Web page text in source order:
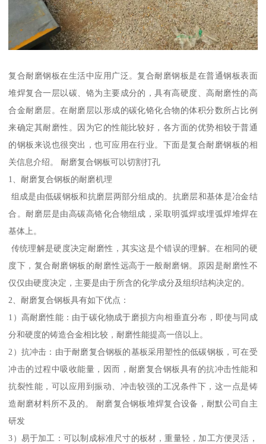
复合耐磨钢板在生活中应用广泛。复合耐磨钢板是在普通钢板表面
堆焊复合一层以碳、铬为主要成分的，具有高硬度、高耐磨性的高
合金耐磨层。在耐磨层以形成的碳化铬化合物的体积分数所占比例
来确定其耐磨性。因为它的性能比较好，各方面的优势相较于普通
的钢板来说也很突出，也可应用在行业。下面是复合耐磨钢板的相
关信息介绍。 耐磨复合钢板可以切割打孔
1、耐磨复合钢板的耐磨机理
组成是由低碳钢板和抗磨层两部分组成的。抗磨层和基体是冶金结
合。耐磨层是由高碳高铬化合物组成，采取明弧焊或埋弧焊堆焊在
基体上。
传统理解是硬度决定耐磨性，其实这是个错误的理解。在相同的硬
度下，复合耐磨钢板的耐磨性远高于一般耐磨钢。原因是耐磨性不
仅仅由硬度决定，主要是由于所含的化学成分及组织结构决定的。
2、耐磨复合钢板具有如下优点：
1）高耐磨性能：由于碳化物成于磨损方向相垂直分布，即使与同成
分和硬度的铸造合金相比较，耐磨性能提高一倍以上。
2）抗冲击：由于耐磨复合钢板的基板采用塑性的低碳钢板，可在受
冲击的过程中吸收能量，因而，耐磨复合钢板具有的抗冲击性能和
抗裂性能，可以应用到振动、冲击较强的工况条件下，这一点是铸
造耐磨材料所不及的。 耐磨复合钢板堆焊复合设备，耐默公司自主
研发
3）易于加工：可以制成标准尺寸的板材，重量轻，加工方便灵活，